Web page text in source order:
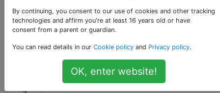
dalla modalità a
schermo intero
Uso sempre Safari in modalità schermo
intero su OS X Mavericks. Uso anche la
By continuing, you consent to our use of cookies and other tracking
technologies and affirm you're at least 16 years old or have
consent from a parent or guardian.
You can read details in our Cookie policy and Privacy policy.
OK, enter website!